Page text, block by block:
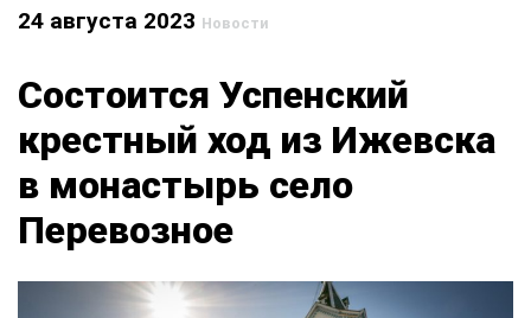
24 августа 2023 Новости
Состоится Успенский
крестный ход из Ижевска
в монастырь село
Перевозное